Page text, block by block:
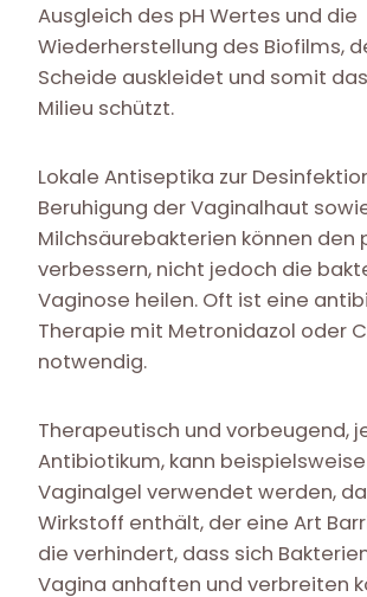
Ausgleich des pH Wertes und die
Wiederherstellung des Biofilms,
Scheide auskleidet und somit
Milieu schützt.
Lokale Antiseptika zur
Beruhigung der Vaginalhaut
Milchsäurebakterien können den
verbessern, nicht jedoch die
Vaginose heilen. Oft ist eine
Therapie mit Metronidazol oder
notwendig.
Therapeutisch und vorbeugend,
Antibiotikum, kann beispielsweise
Vaginalgel verwendet werden,
Wirkstoff enthält, der eine Art
die verhindert, dass sich
Vagina anhaften und verbreiten